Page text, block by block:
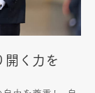
開く力を